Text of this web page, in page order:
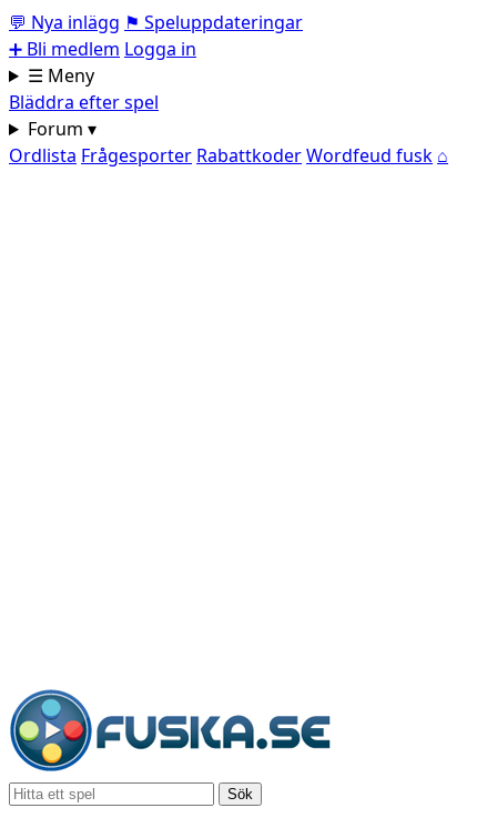
💬 Nya inlägg ⚑ Speluppdateringar
➕ Bli medlem Logga in
☰ Meny
Bläddra efter spel
Forum ▾
Ordlista Frågesporter RabattkoderWordfeud fusk ⌂
Sök